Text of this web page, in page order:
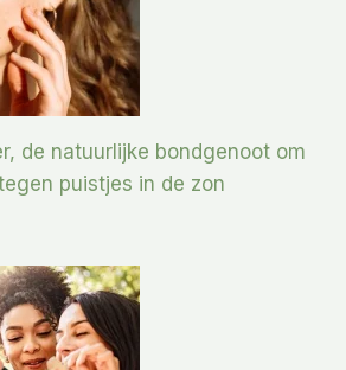
de natuurlijke bondgenoot om
puistjes in de zon